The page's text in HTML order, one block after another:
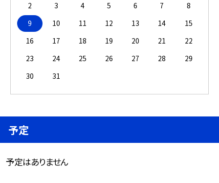
2
3 4 5 6 7
8
9
10 11 12 13 14
15
16
17 18 19 20 21
22
23
24 25 26 27 28
29
30
31
予定
予定はありません